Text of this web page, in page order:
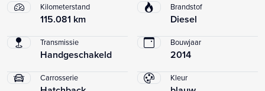
Kilometerstand
115.081 km
Brandstof
Diesel
Transmissie
Handgeschakeld
Bouwjaar
2014
Carrosserie Kleur